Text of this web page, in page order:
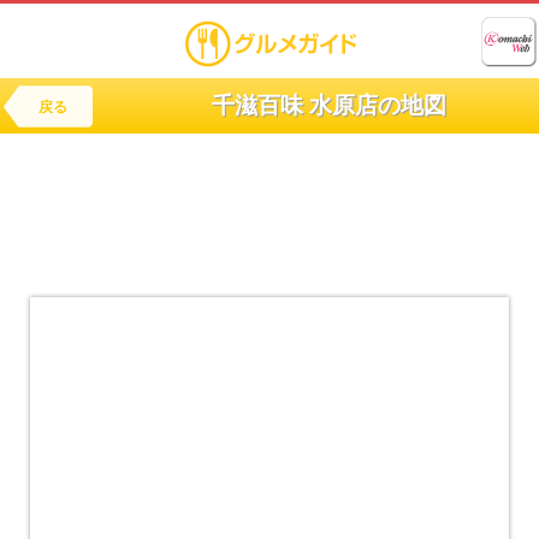
戻る 千滋百味 水原店の地図